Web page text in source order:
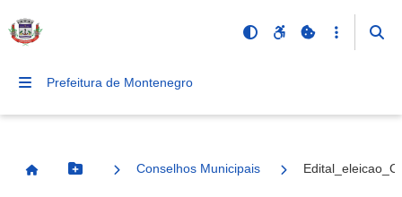
Prefeitura de Montenegro
Página InicialBotão Menu
Conselhos Municipais